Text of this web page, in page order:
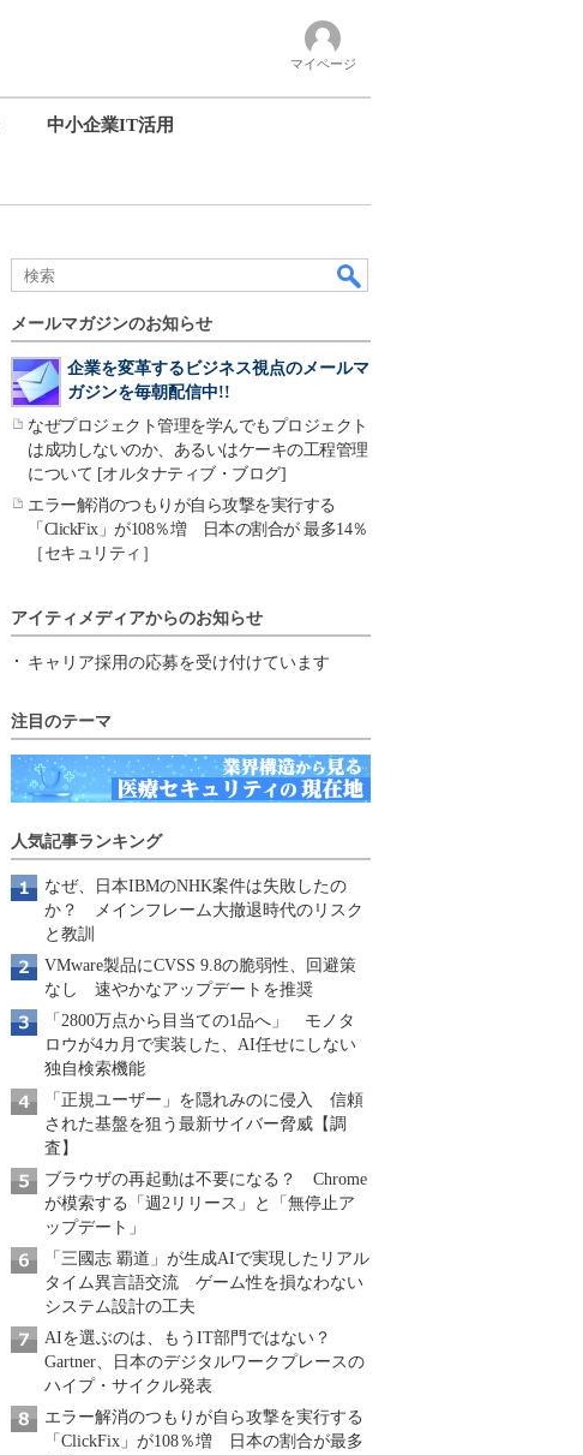
マイページ
中小企業IT活用
メールマガジンのお知らせ
企業を変革するビジネス視点のメールマ
ガジンを毎朝配信中!!
なぜプロジェクト管理を学んでもプロジェクト
は成功しないのか、あるいはケーキの工程管理
について [オルタナティブ・ブログ]
エラー解消のつもりが自ら攻撃を実行する
「ClickFix」が108％増 日本の割合が 最多14％
［セキュリティ］
アイティメディアからのお知らせ
キャリア採用の応募を受け付けています
注目のテーマ
人気記事ランキング
なぜ、日本IBMのNHK案件は失敗したの
か？ メインフレーム大撤退時代のリスク
と教訓
VMware製品にCVSS 9.8の脆弱性、回避策
なし 速やかなアップデートを推奨
「2800万点から目当ての1品へ」 モノタ
ロウが4カ月で実装した、AI任せにしない
独自検索機能
「正規ユーザー」を隠れみのに侵入 信頼
された基盤を狙う最新サイバー脅威【調
査】
ブラウザの再起動は不要になる？ Chrome
が模索する「週2リリース」と「無停止ア
ップデート」
「三國志 覇道」が生成AIで実現したリアル
タイム異言語交流 ゲーム性を損なわない
システム設計の工夫
AIを選ぶのは、もうIT部門ではない？
Gartner、日本のデジタルワークプレースの
ハイプ・サイクル発表
エラー解消のつもりが自ら攻撃を実行する
「ClickFix」が108％増 日本の割合が最多